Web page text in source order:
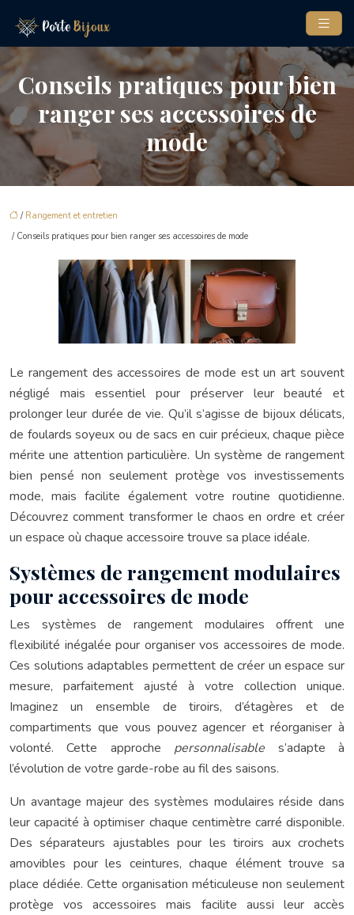
Conseils pratiques pour bien
ranger ses accessoires de
mode
/ Rangement et entretien
/ Conseils pratiques pour bien ranger ses accessoires de mode
Le rangement des accessoires de mode est un art souvent
négligé mais essentiel pour préserver leur beauté et
prolonger leur durée de vie. Qu’il s’agisse de bijoux délicats,
de foulards soyeux ou de sacs en cuir précieux, chaque pièce
mérite une attention particulière. Un système de rangement
bien pensé non seulement protège vos investissements
mode, mais facilite également votre routine quotidienne.
Découvrez comment transformer le chaos en ordre et créer
un espace où chaque accessoire trouve sa place idéale.
Systèmes de rangement modulaires
pour accessoires de mode
Les systèmes de rangement modulaires offrent une
flexibilité inégalée pour organiser vos accessoires de mode.
Ces solutions adaptables permettent de créer un espace sur
mesure, parfaitement ajusté à votre collection unique.
Imaginez un ensemble de tiroirs, d’étagères et de
compartiments que vous pouvez agencer et réorganiser à
volonté. Cette approche personnalisable s’adapte à
l’évolution de votre garde-robe au fil des saisons.
Un avantage majeur des systèmes modulaires réside dans
leur capacité à optimiser chaque centimètre carré disponible.
Des séparateurs ajustables pour les tiroirs aux crochets
amovibles pour les ceintures, chaque élément trouve sa
place dédiée. Cette organisation méticuleuse non seulement
protège vos accessoires mais facilite aussi leur accès